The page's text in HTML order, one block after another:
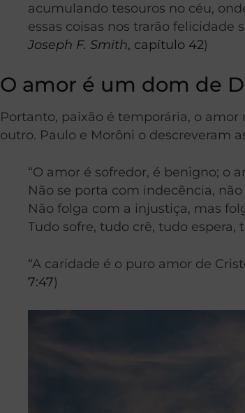
acumulando tesouros no céu,
essas coisas nos trarão
Joseph F. Smith, capítulo 42)
O amor é um dom de
Portanto, paixão é temporária, o
outro. Paulo e Morôni o descreveram
“O amor é sofredor, é benigno; o
Não se porta com indecência,
Não folga com a injustiça, mas
Tudo sofre, tudo crê, tudo espera,
“A caridade é o puro amor de
7:47)